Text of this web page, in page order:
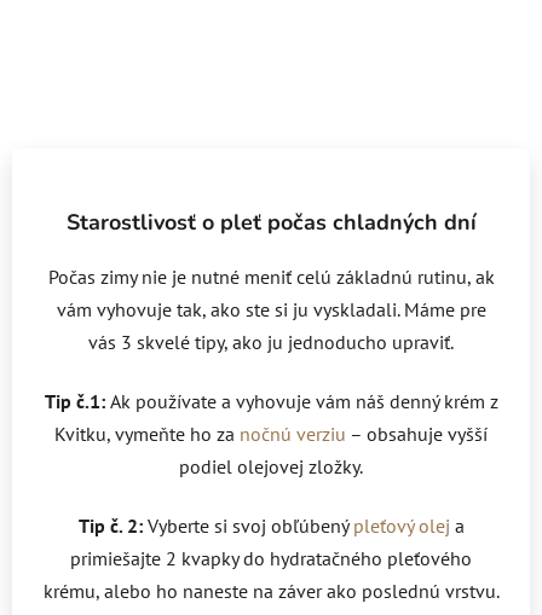
Starostlivosť o pleť počas chladných dní
Počas zimy nie je nutné meniť celú základnú rutinu, ak
vám vyhovuje tak, ako ste si ju vyskladali. Máme pre
vás 3 skvelé tipy, ako ju jednoducho upraviť.
Tip č.1: Ak používate a vyhovuje vám náš denný krém z
Kvitku, vymeňte ho za nočnú verziu – obsahuje vyšší
podiel olejovej zložky.
Tip č. 2: Vyberte si svoj obľúbený pleťový olej a
primiešajte 2 kvapky do hydratačného pleťového
krému, alebo ho naneste na záver ako poslednú vrstvu.